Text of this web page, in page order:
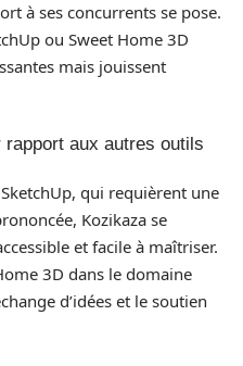
à ses concurrents se pose.
ou Sweet Home 3D
mais jouissent
aux autres outils
qui requièrent une
Kozikaza se
et facile à maîtriser.
3D dans le domaine
d’idées et le soutien